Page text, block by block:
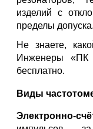
изделий с
пределы допуска.
Не знаете,
Инженеры «ПК
бесплатно.
Виды
Электронно-